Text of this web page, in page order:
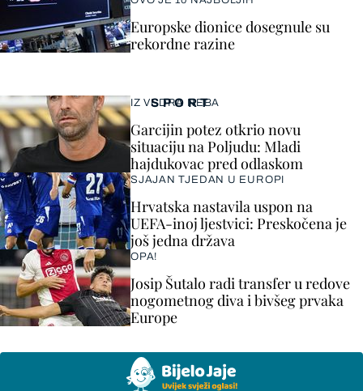
SPORT
IZ VEDRA NEBA
Garcijin potez otkrio novu
situaciju na Poljudu: Mladi
hajdukovac pred odlaskom
SJAJAN TJEDAN U EUROPI
Hrvatska nastavila uspon na
UEFA-inoj ljestvici: Preskočena je
još jedna država
OPA!
Josip Šutalo radi transfer u redove
nogometnog diva i bivšeg prvaka
Europe
Europske dionice dosegnule su
rekordne razine